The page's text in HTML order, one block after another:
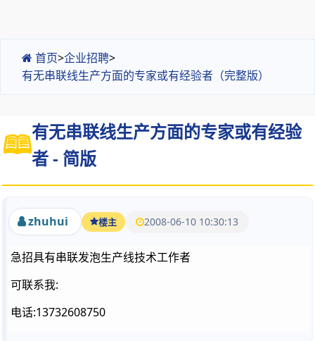
首页>企业招聘>
有无串联线生产方面的专家或有经验者（完整版）
有无串联线生产方面的专家或有经验
者 - 简版
zhuhui 楼主 2008-06-10 10:30:13
急招具有串联发泡生产线技术工作者
可联系我:
电话:13732608750